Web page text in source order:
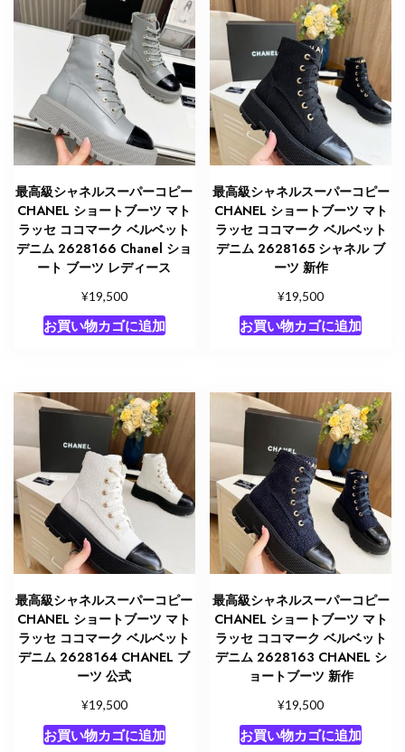
最高級シャネルスーパーコピー
CHANEL ショートブーツ マト
ラッセ ココマーク ベルベット
デニム 2628166 Chanel ショ
ート ブーツ レディース
¥19,500
お買い物カゴに追加
最高級シャネルスーパーコピー
CHANEL ショートブーツ マト
ラッセ ココマーク ベルベット
デニム 2628165 シャネル ブ
ーツ 新作
¥19,500
お買い物カゴに追加
最高級シャネルスーパーコピー
CHANEL ショートブーツ マト
ラッセ ココマーク ベルベット
デニム 2628164 CHANEL ブ
ーツ 公式
¥19,500
お買い物カゴに追加
最高級シャネルスーパーコピー
CHANEL ショートブーツ マト
ラッセ ココマーク ベルベット
デニム 2628163 CHANEL シ
ョートブーツ 新作
¥19,500
お買い物カゴに追加